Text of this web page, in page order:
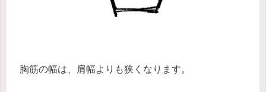
胸筋の幅は、肩幅よりも狭くなります。